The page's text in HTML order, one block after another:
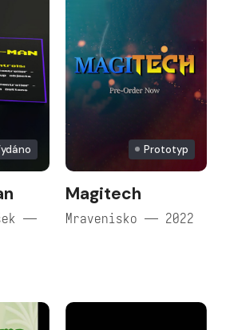
—
Prototyp
Magitech
Mravenisko — 2022